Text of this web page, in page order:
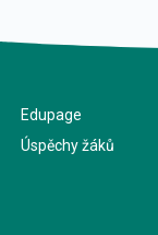
Edupage
Úspěchy žáků